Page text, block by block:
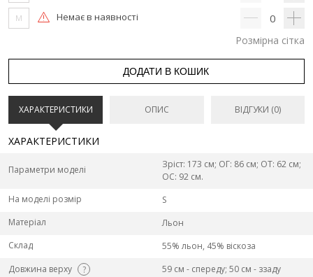
M Немає в наявності 0
Розмірна сітка
ДОДАТИ В КОШИК
ХАРАКТЕРИСТИКИ ОПИС ВІДГУКИ (0)
ХАРАКТЕРИСТИКИ
Параметри моделі
Зріст: 173 см; ОГ: 86 см; ОТ: 62 см;
ОС: 92 см.
На моделі розмір
S
Матеріал
Льон
Склад
55% льон, 45% віскоза
Довжина верху
?
59 см - спереду; 50 см - ззаду